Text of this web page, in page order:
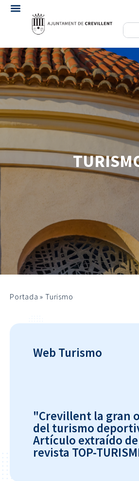
Portada »Turismo
Web Turismo
"Crevillent la gran
del turismo
Artículo extraído
revista TOP-